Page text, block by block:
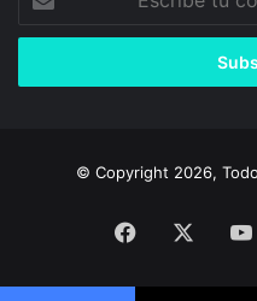
correo
© Copyright 2026,
Facebook